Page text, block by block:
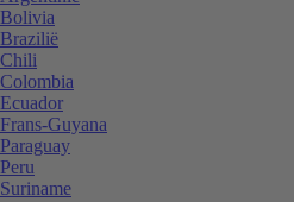
Bolivia
Brazilië
Chili
Colombia
Ecuador
Frans-Guyana
Paraguay
Peru
Suriname